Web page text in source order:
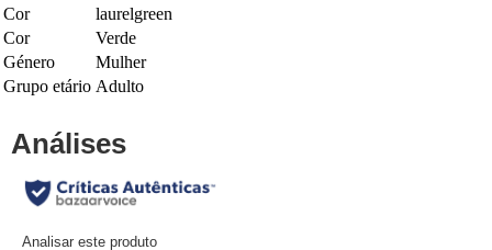
Cor
laurelgreen
Cor
Verde
Género
Mulher
Grupo etário Adulto